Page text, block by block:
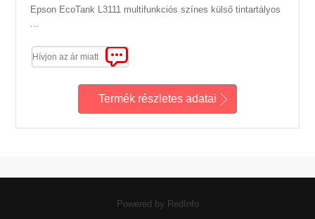
Epson EcoTank L3111 multifunkciós színes külső tintartályos
...
Hívjon az ár miatt
Termék részletes adatai
Powered by RedInfo